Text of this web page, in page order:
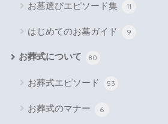
お墓選びエピソード集 11
はじめてのお墓ガイド 9
お葬式について 80
お葬式エピソード 53
お葬式のマナー 6